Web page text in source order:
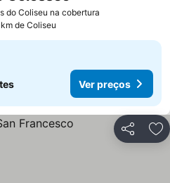
do Coliseu na cobertura
de Coliseu
Ver preços
Partilhar